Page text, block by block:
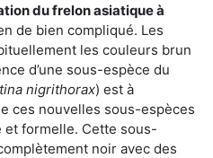
du frelon asiatiqueà
de bien compliqué. Les
les couleurs brun
d’une sous-espèce du
nigrithorax) est à
ces nouvelles sous-espèces
formelle. Cette sous-
noir avec des